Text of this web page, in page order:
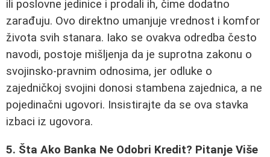
ili poslovne jedinice i prodali ih, čime dodatno
zarađuju. Ovo direktno umanjuje vrednost i komfor
života svih stanara. Iako se ovakva odredba često
navodi, postoje mišljenja da je suprotna zakonu o
svojinsko-pravnim odnosima, jer odluke o
zajedničkoj svojini donosi stambena zajednica, a ne
pojedinačni ugovori. Insistirajte da se ova stavka
izbaci iz ugovora.
5. Šta Ako Banka Ne Odobri Kredit? Pitanje Više